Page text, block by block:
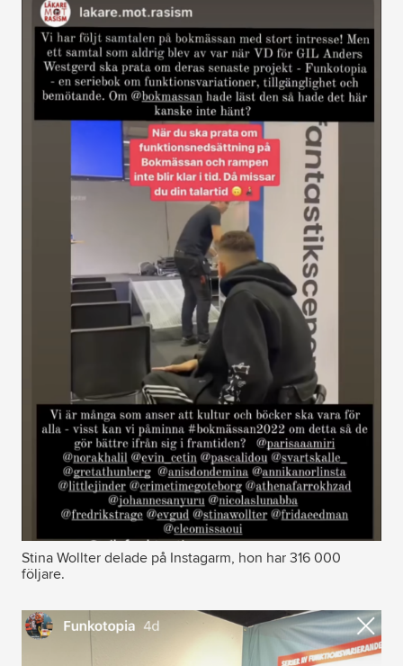
Stina Wollter delade på Instagarm, hon har 316 000
följare.